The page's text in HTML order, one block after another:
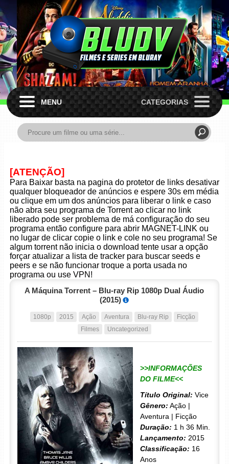
MENU CATEGORIAS
[ATENÇÃO]
Para Baixar basta na pagina do protetor de links desativar
qualquer bloqueador de anúncios e espere 30s em média
ou clique em um dos anúncios para liberar o link e caso
não abra seu programa de Torrent ao clicar no link
liberado pode ser problema de má configuração do seu
programa então configure para abrir MAGNET-LINK ou
no lugar de clicar copie o link e cole no seu programa! Se
algum torrent não inicia o download tente usar a opção
forçar atualizar a lista de tracker para buscar seeds e
peers e se não funcionar troque a porta usada no
programa ou use VPN!
A Máquina Torrent – Blu-ray Rip 1080p Dual Áudio
(2015)
1080p 2015 Ação Aventura Blu-ray Rip
Ficção
Filmes
Uncategorized
>>INFORMAÇÕES
DO FILME<<
Título Original: Vice
Gênero: Ação |
Aventura | Ficção
Duração: 1 h 36 Min.
Lançamento: 2015
Classificação: 16
Anos